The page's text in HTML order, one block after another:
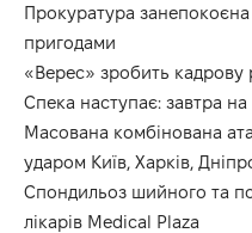
Прокуратура
пригодами
«Верес» зробить кадрову
Спека наступає: завтра
Масована комбінована
ударом Київ, Харків,
Спондильоз шийного та
лікарів Medical Plaza